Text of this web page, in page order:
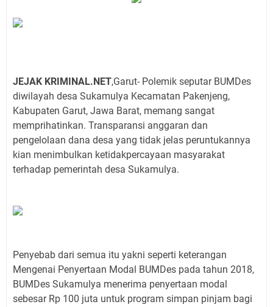
JEJAK KRIMINAL.NET,Garut- Polemik seputar BUMDes
diwilayah desa Sukamulya Kecamatan Pakenjeng,
Kabupaten Garut, Jawa Barat, memang sangat
memprihatinkan. Transparansi anggaran dan
pengelolaan dana desa yang tidak jelas peruntukannya
kian menimbulkan ketidakpercayaan masyarakat
terhadap pemerintah desa Sukamulya.
Penyebab dari semua itu yakni seperti keterangan
Mengenai Penyertaan Modal BUMDes pada tahun 2018,
BUMDes Sukamulya menerima penyertaan modal
sebesar Rp 100 juta untuk program simpan pinjam bagi